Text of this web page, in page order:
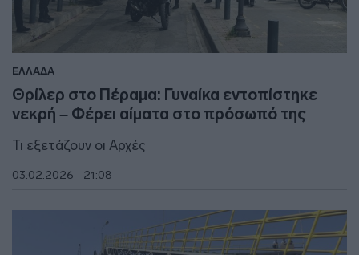
ΕΛΛΑΔΑ
Θρίλερ στο Πέραμα: Γυναίκα εντοπίστηκε
νεκρή – Φέρει αίματα στο πρόσωπό της
Τι εξετάζουν οι Αρχές
03.02.2026 - 21:08